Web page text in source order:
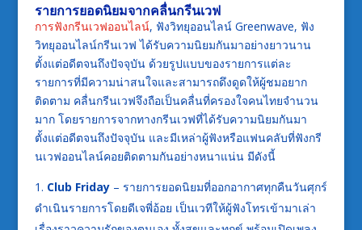
รายการยอดนิยมจากคลื่นกรีนเวฟ
การฟังกรีนเวฟออนไลน์, ฟังวิทยุออนไลน์ Greenwave, ฟัง
วิทยุออนไลน์กรีนเวฟ ได้รับความนิยมกันมาอย่างยาวนาน
ตั้งแต่อดีตจนถึงปัจจุบัน ด้วยรูปแบบของรายการแต่ละ
รายการที่มีความน่าสนใจและสามารถดึงดูดให้ผู้ชมอยาก
ติดตาม คลื่นกรีนเวฟจึงถือเป็นคลื่นที่ครองใจคนไทยจำนวน
มาก โดยรายการจากทางกรีนเวฟที่ได้รับความนิยมกันมา
ตั้งแต่อดีตจนถึงปัจจุบัน และมีเหล่าผู้ฟังหรือแฟนคลับที่ฟังกรี
นเวฟออนไลน์คอยติดตามกันอย่างหนาแน่น มีดังนี้
Club Friday– รายการยอดนิยมที่ออกอากาศทุกคืนวันศุกร์
ดำเนินรายการโดยดีเจพี่อ้อย เป็นเวทีให้ผู้ฟังโทรเข้ามาเล่า